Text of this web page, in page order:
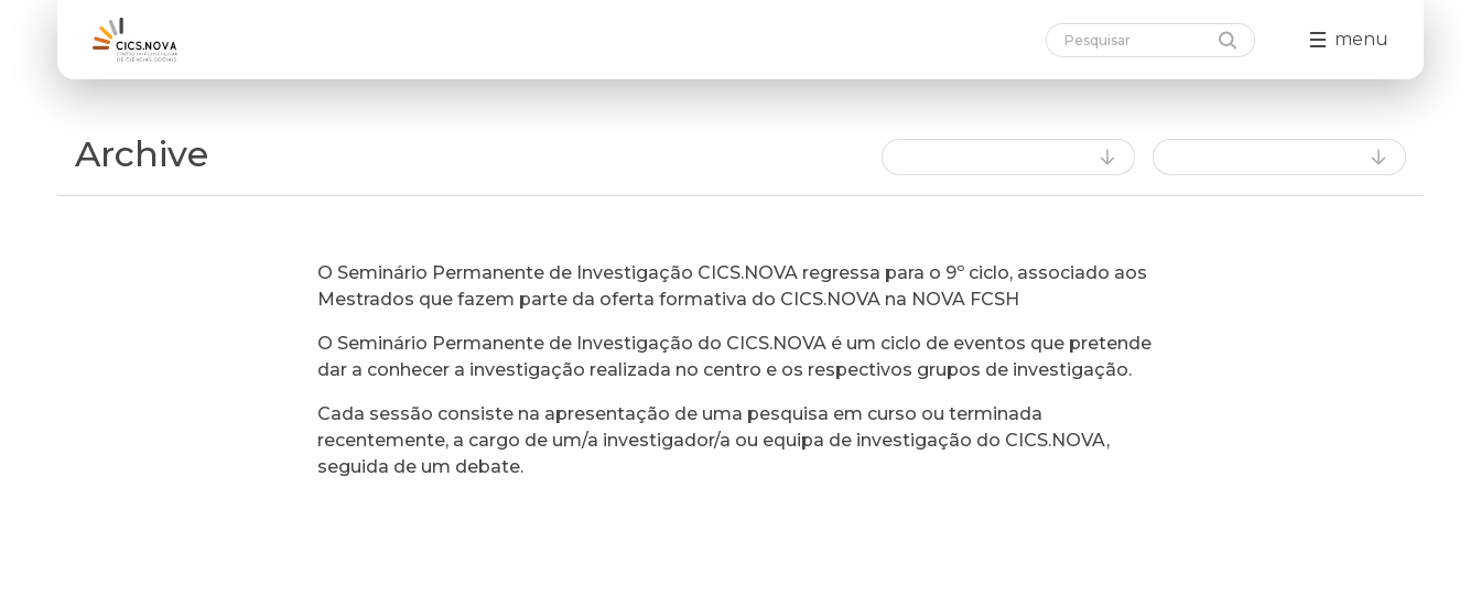
menu
Archive
O Seminário Permanente de Investigação CICS.NOVA regressa para o 9º ciclo, associado aos
Mestrados que fazem parte da oferta formativa do CICS.NOVA na NOVA FCSH
O Seminário Permanente de Investigação do CICS.NOVA é um ciclo de eventos que pretende
dar a conhecer a investigação realizada no centro e os respectivos grupos de investigação.
Cada sessão consiste na apresentação de uma pesquisa em curso ou terminada
recentemente, a cargo de um/a investigador/a ou equipa de investigação do CICS.NOVA,
seguida de um debate.